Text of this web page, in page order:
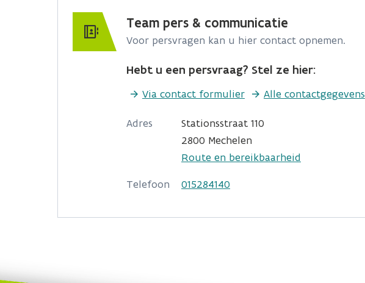
Team pers & communicatie
Voor persvragen kan u hier contact opnemen.
Hebt u een persvraag? Stel ze hier:
Via contact formulier Alle contactgegevens
Adres
Stationsstraat 110
2800 Mechelen
Route en bereikbaarheid
Telefoon
015284140